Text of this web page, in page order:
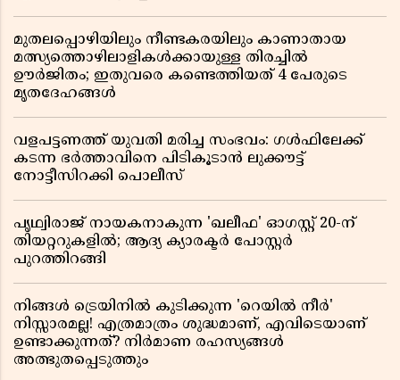
മുതലപ്പൊഴിയിലും നീണ്ടകരയിലും കാണാതായ
മത്സ്യത്തൊഴിലാളികൾക്കായുള്ള തിരച്ചിൽ
ഊർജിതം; ഇതുവരെ കണ്ടെത്തിയത് 4 പേരുടെ
മൃതദേഹങ്ങൾ
വളപട്ടണത്ത് യുവതി മരിച്ച സംഭവം: ഗൾഫിലേക്ക്
കടന്ന ഭർത്താവിനെ പിടികൂടാൻ ലുക്കൗട്ട്
നോട്ടീസിറക്കി പൊലീസ്
പൃഥ്വിരാജ് നായകനാകുന്ന 'ഖലീഫ' ഓഗസ്റ്റ് 20-ന്
തിയറ്ററുകളിൽ; ആദ്യ ക്യാരക്ടർ പോസ്റ്റർ
പുറത്തിറങ്ങി
നിങ്ങൾ ട്രെയിനിൽ കുടിക്കുന്ന 'റെയിൽ നീർ'
നിസ്സാരമല്ല! എത്രമാത്രം ശുദ്ധമാണ്, എവിടെയാണ്
ഉണ്ടാക്കുന്നത്? നിർമാണ രഹസ്യങ്ങൾ
അത്ഭുതപ്പെടുത്തും